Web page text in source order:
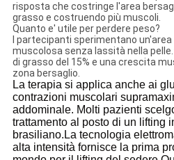
risposta che costringe l'area
grasso e costruendo più muscoli.
Quanto e' utile per perdere peso?
I partecipanti sperimentano
muscolosa senza lassità nella
di grasso del 15% e una crescita
zona bersaglio.
La terapia si applica anche ai
contrazioni muscolari
addominale. Molti pazienti
trattamento al posto di un lifting
brasiliano.La tecnologia
alta intensità fornisce la prima